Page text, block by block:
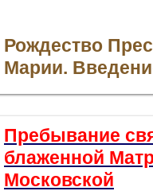
Рождество
Марии.
Пребывание
блаженной
Московской